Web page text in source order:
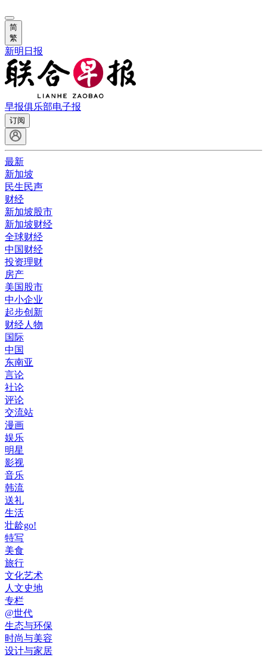
简
繁
新明日报
早报俱乐部电子报
订阅
最新
新加坡
民生民声
财经
新加坡股市
新加坡财经
全球财经
中国财经
投资理财
房产
美国股市
中小企业
起步创新
财经人物
国际
中国
东南亚
言论
社论
评论
交流站
漫画
娱乐
明星
影视
音乐
韩流
送礼
生活
壮龄go!
特写
美食
旅行
文化艺术
人文史地
专栏
@世代
生态与环保
时尚与美容
设计与家居